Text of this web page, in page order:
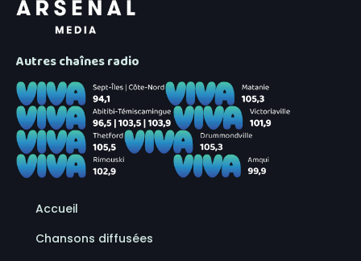
Autres chaînes radio
Accueil
Chansons diffusées